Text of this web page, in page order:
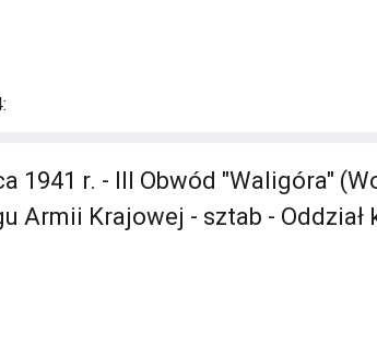
1941 r. - III Obwód "Waligóra"
Armii Krajowej - sztab - Oddział